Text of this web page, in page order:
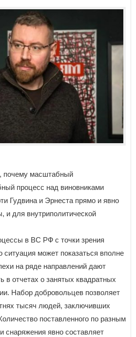
почему масштабный
процесс над виновниками
Гудвина и Эрнеста прямо и явно
и для внутриполитической
в ВС РФ с точки зрения
ситуация может показаться вполне
на ряде направлений дают
в отчетах о занятых квадратных
Набор добровольцев позволяет
тысяч людей, заключивших
поставленного по разным
снаряжения явно составляет